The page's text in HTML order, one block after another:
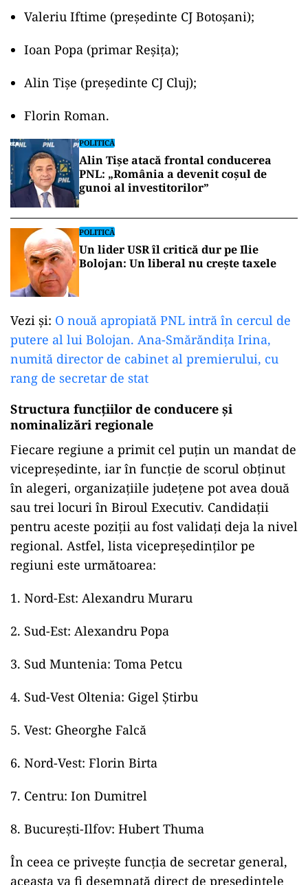
Valeriu Iftime (președinte CJ Botoșani);
Ioan Popa (primar Reșița);
Alin Tișe (președinte CJ Cluj);
Florin Roman.
POLITICĂ
Alin Tișe atacă frontal conducerea
PNL: „România a devenit coșul de
gunoi al investitorilor”
POLITICĂ
Un lider USR îl critică dur pe Ilie
Bolojan: Un liberal nu crește taxele
Vezi și: O nouă apropiată PNL intră în cercul de
putere al lui Bolojan. Ana-Smărăndița Irina,
numită director de cabinet al premierului, cu
rang de secretar de stat
Structura funcțiilor de conducere și
nominalizări regionale
Fiecare regiune a primit cel puțin un mandat de
vicepreședinte, iar în funcție de scorul obținut
în alegeri, organizațiile județene pot avea două
sau trei locuri în Biroul Executiv. Candidații
pentru aceste poziții au fost validați deja la nivel
regional. Astfel, lista vicepreședinților pe
regiuni este următoarea:
Nord-Est: Alexandru Muraru
Sud-Est: Alexandru Popa
Sud Muntenia: Toma Petcu
Sud-Vest Oltenia: Gigel Știrbu
Vest: Gheorghe Falcă
Nord-Vest: Florin Birta
Centru: Ion Dumitrel
București-Ilfov: Hubert Thuma
În ceea ce privește funcția de secretar general,
aceasta va fi desemnată direct de președintele